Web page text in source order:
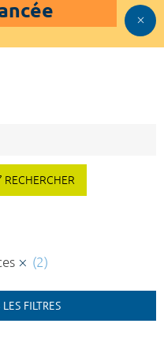
RECHERCHER
(2)
FILTRES